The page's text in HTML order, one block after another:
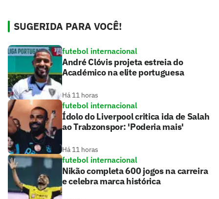
SUGERIDA PARA VOCÊ!
futebol internacional
André Clóvis projeta estreia do
Académico na elite portuguesa
Há 11 horas
futebol internacional
Ídolo do Liverpool critica ida de Salah
ao Trabzonspor: 'Poderia mais'
Há 11 horas
futebol internacional
Nikão completa 600 jogos na carreira
e celebra marca histórica